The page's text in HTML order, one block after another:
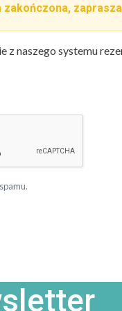
z naszego systemu